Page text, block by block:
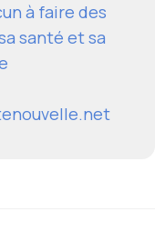
à faire des
santé et sa